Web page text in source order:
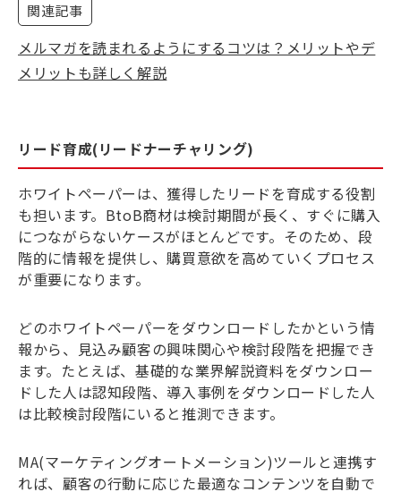
関連記事
メルマガを読まれるようにするコツは？メリットやデ
メリットも詳しく解説
リード育成(リードナーチャリング)
ホワイトペーパーは、獲得したリードを育成する役割
も担います。BtoB商材は検討期間が長く、すぐに購入
につながらないケースがほとんどです。そのため、段
階的に情報を提供し、購買意欲を高めていくプロセス
が重要になります。
どのホワイトペーパーをダウンロードしたかという情
報から、見込み顧客の興味関心や検討段階を把握でき
ます。たとえば、基礎的な業界解説資料をダウンロー
ドした人は認知段階、導入事例をダウンロードした人
は比較検討段階にいると推測できます。
MA(マーケティングオートメーション)ツールと連携す
れば、顧客の行動に応じた最適なコンテンツを自動で